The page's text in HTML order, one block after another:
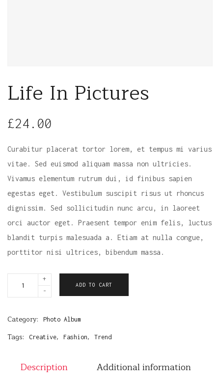
Life In Pictures
£24.00
Curabitur placerat tortor lorem, et tempus mi varius
vitae. Sed euismod aliquam massa non ultricies.
Vivamus elementum rutrum dui, id finibus sapien
egestas eget. Vestibulum suscipit risus ut rhoncus
dignissim. Sed sollicitudin nunc arcu, in laoreet
orci auctor eget. Praesent tempor enim felis, luctus
blandit turpis malesuada a. Etiam at nulla congue,
porttitor nisi ultrices, bibendum massa.
e
I
+
-
ADD TO CART
Category: Photo Album
Tags: Creative, Fashion, Trend
Description
Additional information